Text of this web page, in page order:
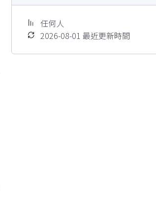
任何人
2026-08-01 最近更新時間